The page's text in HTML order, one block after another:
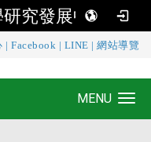
究發展中心
|Facebook LINE |網站導覽
究發展中心
MENU